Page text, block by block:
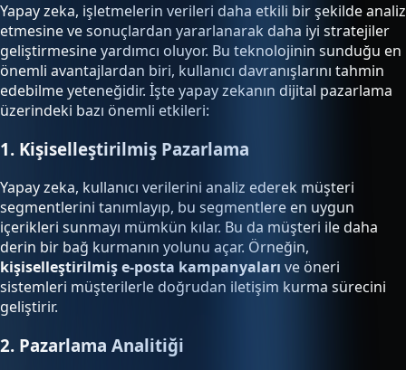
Yapay zeka, işletmelerin verileri daha etkili bir şekilde analiz
etmesine ve sonuçlardan yararlanarak daha iyi stratejiler
geliştirmesine yardımcı oluyor. Bu teknolojinin sunduğu en
önemli avantajlardan biri, kullanıcı davranışlarını tahmin
edebilme yeteneğidir. İşte yapay zekanın dijital pazarlama
üzerindeki bazı önemli etkileri:
1. Kişiselleştirilmiş Pazarlama
Yapay zeka, kullanıcı verilerini analiz ederek müşteri
segmentlerini tanımlayıp, bu segmentlere en uygun
içerikleri sunmayı mümkün kılar. Bu da müşteri ile daha
derin bir bağ kurmanın yolunu açar. Örneğin,
kişiselleştirilmiş e-posta kampanyaları ve öneri
sistemleri müşterilerle doğrudan iletişim kurma sürecini
geliştirir.
2. Pazarlama Analitiği